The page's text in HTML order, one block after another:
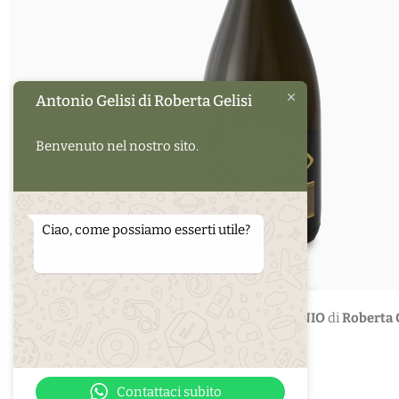
GELISI ANTONIOdiRoberta
Antonio Gelisi di Roberta Gelisi
Benvenuto nel nostro sito.
Ciao, come possiamo esserti utile?
Contattaci subito